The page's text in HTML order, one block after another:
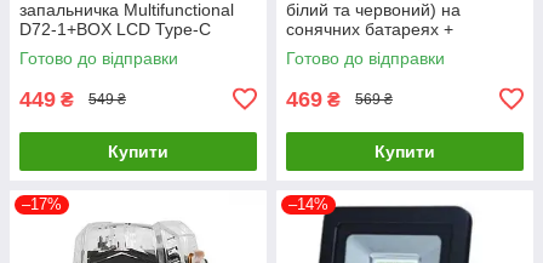
запальничка Multifunctional
D72-1+BOX LCD Type-C
(3+3+1 режими)
Готово до відправки
449 ₴ 549 ₴
Купити
білий та червоний) на
сонячних батареях +
Powerbank + microUSB (3+4
режими)
Готово до відправки
469 ₴ 569 ₴
Купити
–17% –14%